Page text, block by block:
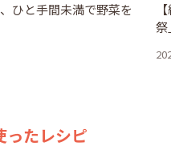
ひと手間未満で野菜を
祭
ったレシピ